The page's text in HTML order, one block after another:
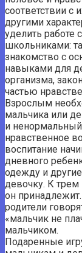
соответствии с
другими
уделить
школьниками:
знакомство с
навыками для
организма,
частью
Взрослым
мальчика или
и
нравственное
воспитание
дневного
одежду и
девочку. К трем
он
родители
«мальчик не
мальчиком.
Подаренные